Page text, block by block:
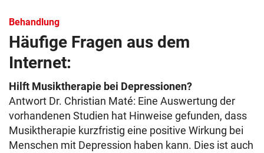
Behandlung
Häufige Fragen aus dem
Internet:
Hilft Musiktherapie bei Depressionen?
Antwort Dr. Christian Maté: Eine Auswertung der
vorhandenen Studien hat Hinweise gefunden, dass
Musiktherapie kurzfristig eine positive Wirkung bei
Menschen mit Depression haben kann. Dies ist auch